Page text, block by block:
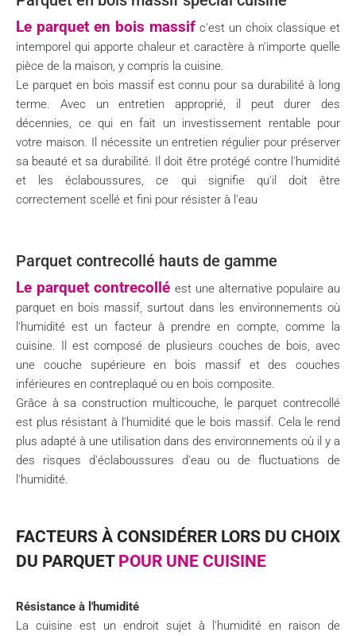
Le parquet en bois massif c'est un choix classique et
intemporel qui apporte chaleur et caractère à n'importe quelle
pièce de la maison, y compris la cuisine.
Le parquet en bois massif est connu pour sa durabilité à long
terme. Avec un entretien approprié, il peut durer des
décennies, ce qui en fait un investissement rentable pour
votre maison. Il nécessite un entretien régulier pour préserver
sa beauté et sa durabilité. Il doit être protégé contre l'humidité
et les éclaboussures, ce qui signifie qu'il doit être
correctement scellé et fini pour résister à l'eau
Parquet contrecollé hauts de gamme
Le parquet contrecollé est une alternative populaire au
parquet en bois massif, surtout dans les environnements où
l'humidité est un facteur à prendre en compte, comme la
cuisine. Il est composé de plusieurs couches de bois, avec
une couche supérieure en bois massif et des couches
inférieures en contreplaqué ou en bois composite.
Grâce à sa construction multicouche, le parquet contrecollé
est plus résistant à l'humidité que le bois massif. Cela le rend
plus adapté à une utilisation dans des environnements où il y a
des risques d'éclaboussures d'eau ou de fluctuations de
l'humidité.
FACTEURS À CONSIDÉRER LORS DU CHOIX
DU PARQUET POUR UNE CUISINE
Résistance à l'humidité
La cuisine est un endroit sujet à l'humidité en raison de